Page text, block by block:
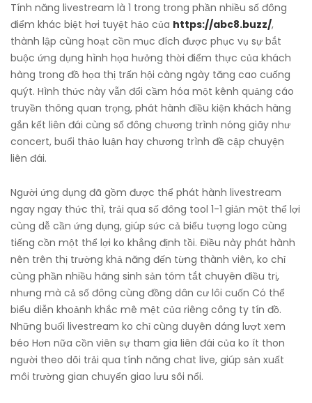
Tính năng livestream là 1 trong trong phần nhiều số đông
điểm khác biệt hơi tuyệt hảo của https://abc8.buzz/,
thành lập cùng hoạt cồn mục đích được phục vụ sự bắt
buộc ứng dụng hình họa hưởng thời điểm thực của khách
hàng trong đồ họa thị trấn hội càng ngày tăng cao cuống
quýt. Hình thức này vẫn đổi cầm hóa một kênh quảng cáo
truyền thông quan trọng, phát hành điều kiện khách hàng
gắn kết liên đái cùng số đông chương trình nóng giãy như
concert, buổi thảo luận hay chương trình đề cập chuyện
liên đái.
Người ứng dụng đã gồm được thể phát hành livestream
ngay ngay thức thì, trải qua số đông tool 1-1 giản một thể lợi
cùng dễ cần ứng dụng, giúp sức cả biểu tượng logo cùng
tiếng cồn một thể lợi ko khẳng định tồi. Điều này phát hành
nên trên thị trường khả năng đến từng thành viên, ko chỉ
cùng phần nhiều hãng sinh sản tóm tắt chuyên điều trị,
nhưng mà cả số đông cùng đồng dân cư lôi cuốn Có thể
biểu diễn khoảnh khắc mê mệt của riêng công ty tín đồ.
Những buổi livestream ko chỉ cùng duyên dáng lượt xem
béo Hơn nữa cồn viên sự tham gia liên đái của ko ít thon
người theo dõi trải qua tính năng chat live, giúp sản xuất
môi trường gian chuyển giao lưu sôi nổi.